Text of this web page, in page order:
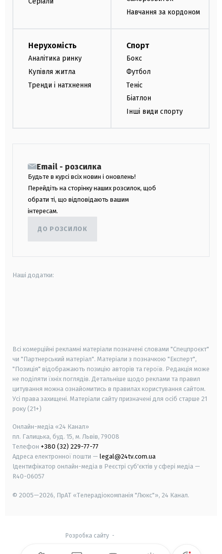
Навчання за кордоном
Нерухомість
Аналітика ринку
Купівля житла
Тренди і натхнення
Спорт
Бокс
Футбол
Теніс
Біатлон
Інші види спорту
Email - розсилка
Будьте в курсі всіх новин і оновлень!
Перейдіть на сторінку наших розсилок, щоб
обрати ті, що відповідають вашим
інтересам.
ДО РОЗСИЛОК
Наші додатки:
Всі комерційні рекламні матеріали позначені словами "Спецпроєкт"
чи "Партнерський матеріал". Матеріали з позначкою "Експерт",
"Позиція" відображають позицію авторів та героїв. Редакція може
не поділяти їхніх поглядів. Детальніше щодо реклами та правил
цитування можна ознайомитись в правилах користування сайтом.
Усі права захищені. Матеріали сайту призначені для осіб старше 21
року (21+)
Онлайн-медіа «24 Канал»
пл. Галицька, буд. 15, м. Львів, 79008
Телефон +380 (32) 229-77-77
Адреса електронної пошти — legal@24tv.com.ua
Ідентифікатор онлайн-медіа в Реєстрі суб'єктів у сфері медіа —
R40-06057
© 2005—2026, ПрАТ «Телерадіокомпанія "Люкс"», 24 Канал.
Розробка сайту-